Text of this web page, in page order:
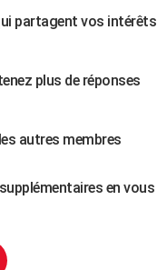
partagent vos intérêts
plus de réponses
autres membres
en vous